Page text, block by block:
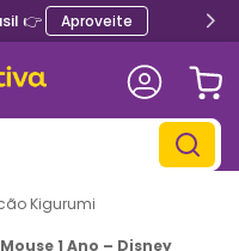
👉 Aproveite
Kigurumi
1 Ano – Disney